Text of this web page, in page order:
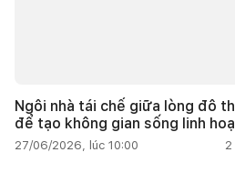
Ngôi nhà tái chế giữa lòng đô
để tạo không gian sống linh
27/06/2026, lúc 10:00 2